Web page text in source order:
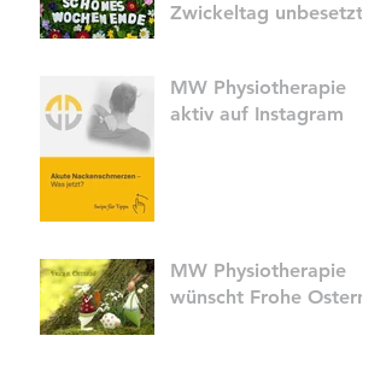
Zwickeltag unbesetzt
MW Physiotherapie
aktiv auf Instagram
MW Physiotherapie
wünscht Frohe Ostern